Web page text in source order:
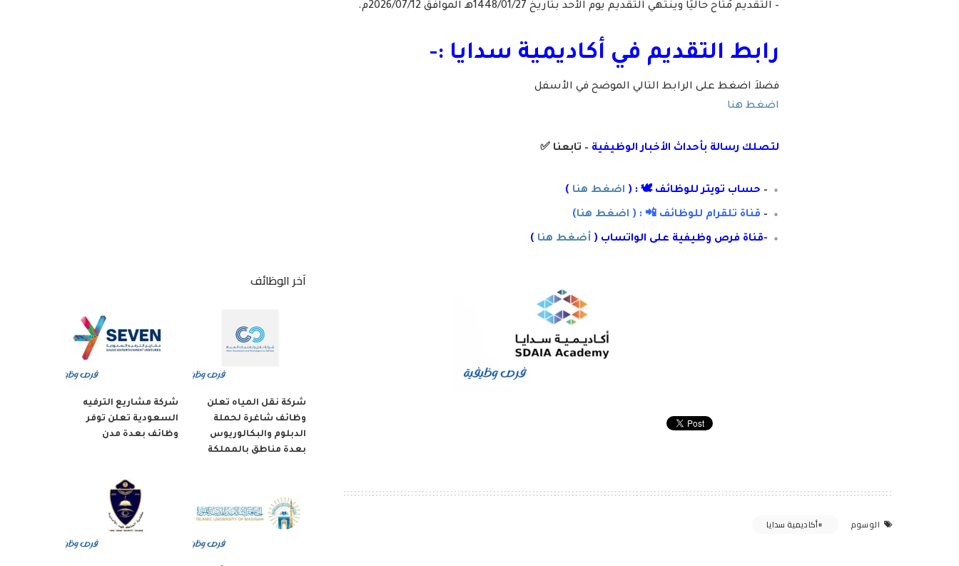
– التقديم مُتاح حاليًا وينتهي التقديم يوم الأحد بتاريخ 1448/01/27هـ الموافق 2026/07/12م.
رابط التقديم في أكاديمية سدايا :-
فضلاَ اضغط على الرابط التالي الموضح في الأسفل
اضغط هنا
لتصلك رسالة بأحداث الأخبار الوظيفية – تابعنا ✅
– حساب تويتر للوظائف 🕊 : ( اضغط هنا )
– قناة تلقرام للوظائف 📲 : ( اضغط هنا)
-قناة فرص وظيفية على الواتساب ( أضغط هنا )
الوسوم أكاديمية سدايا
آخر الوظائف
شركة نقل المياه تعلن
وظائف شاغرة لحملة
الدبلوم والبكالوريوس
بعدة مناطق بالمملكة
شركة مشاريع الترفيه
السعودية تعلن توفر
وظائف بعدة مدن